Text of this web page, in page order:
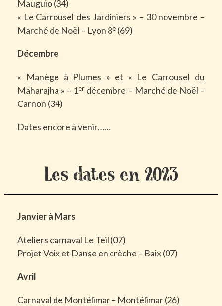
Mauguio (34)
« Le Carrousel des Jardiniers » – 30 novembre –
Marché de Noël – Lyon 8e (69)
Décembre
« Manège à Plumes » et « Le Carrousel du
Maharajha » – 1er décembre – Marché de Noël –
Carnon (34)
Dates encore à venir……
Les dates en 2023
Janvier à Mars
Ateliers carnaval Le Teil (07)
Projet Voix et Danse en crèche – Baix (07)
Avril
Carnaval de Montélimar – Montélimar (26)